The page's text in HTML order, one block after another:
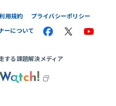
用規約
プライバシーポリシー
ーについて
する課題解決メディア